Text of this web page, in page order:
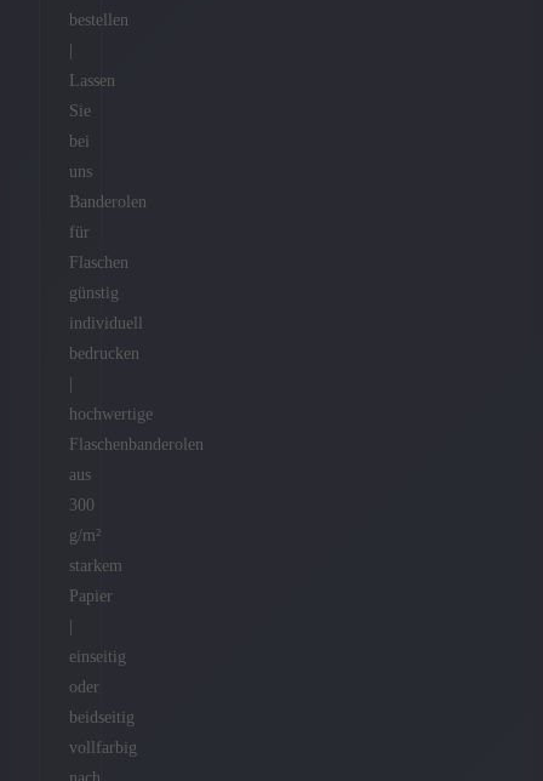
bestellen
|
Lassen
Sie
bei
uns
Banderolen
für
Flaschen
günstig
individuell
bedrucken
|
hochwertige
Flaschenbanderolen
aus
300
g/m²
starkem
Papier
|
einseitig
oder
beidseitig
vollfarbig